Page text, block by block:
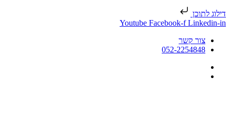
דילוג לתוכן
Youtube Facebook-f Linkedin-in
צור קשר
052-2254848